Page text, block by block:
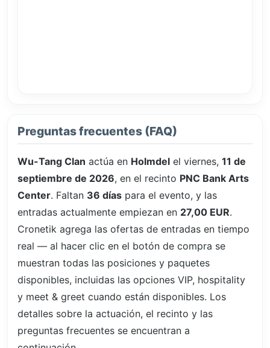
Preguntas frecuentes (FAQ)
Wu-Tang Clan actúa en Holmdel el viernes, 11 de
septiembre de 2026, en el recinto PNC Bank Arts
Center. Faltan 36 días para el evento, y las
entradas actualmente empiezan en 27,00 EUR.
Cronetik agrega las ofertas de entradas en tiempo
real — al hacer clic en el botón de compra se
muestran todas las posiciones y paquetes
disponibles, incluidas las opciones VIP, hospitality
y meet & greet cuando están disponibles. Los
detalles sobre la actuación, el recinto y las
preguntas frecuentes se encuentran a